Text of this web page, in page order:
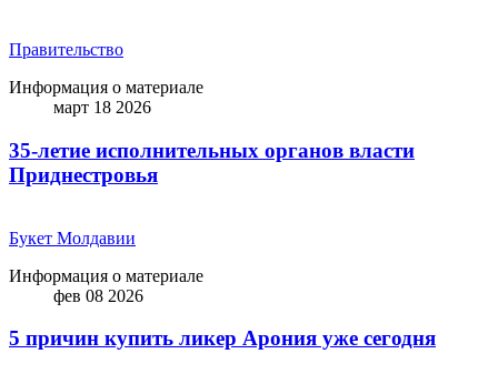
Правительство
Информация о материале
март 18 2026
35-летие исполнительных органов власти
Приднестровья
Букет Молдавии
Информация о материале
фев 08 2026
5 причин купить ликep Арония уже сегодня